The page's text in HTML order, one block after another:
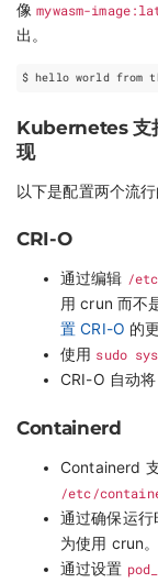
像mywasm-
出。
Kubernetes 支
现
以下是配置两个流
CRI-O
通过编辑 /
用 crun 而不
置 CRI-O 的
使用 sudo
CRI-O 自动
Containerd
Containerd
/etc/
通过确保运
为使用 crun
通过设置